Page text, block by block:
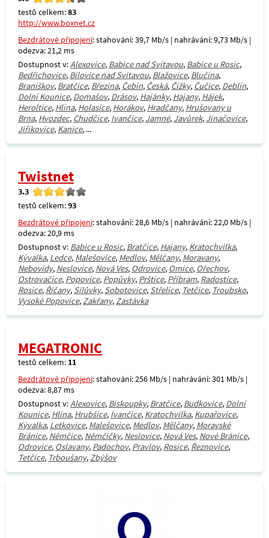
testů celkem:83
http://www.boxnet.cz
Bezdrátové připojení: stahování: 39,7 Mb/s | nahrávání: 9,73 Mb/s |
odezva: 21,2 ms
Dostupnost v:Alexovice, Babice nad Svitavou, Babice u Rosic,
Bedřichovice, Bílovice nad Svitavou, Blažovice, Blučina,
Braníškov, Bratčice, Březina, Čebín, Česká, Čížky, Čučice, Deblín,
Dolní Kounice, Domašov, Drásov, Hajánky, Hajany, Hájek,
Heroltice, Hlína, Holasice, Horákov, Hradčany, Hrušovany u
Brna, Hvozdec, Chudčice, Ivančice, Jamné, Javůrek, Jinačovice,
Jiříkovice, Kanice, ...
Twistnet
3.3
testů celkem:93
Bezdrátové připojení: stahování: 28,6 Mb/s | nahrávání: 22,0 Mb/s |
odezva: 20,9 ms
Dostupnost v: Babice u Rosic, Bratčice, Hajany, Kratochvilka,
Kývalka, Ledce, Malešovice, Medlov, Mělčany, Moravany,
Nebovidy, Neslovice, Nová Ves, Odrovice, Omice, Ořechov,
Ostrovačice, Popovice, Popůvky, Prštice, Příbram, Radostice,
Rosice, Říčany, Silůvky, Sobotovice, Střelice, Tetčice, Troubsko,
Vysoké Popovice,Zakřany,Zastávka
MEGATRONIC
testů celkem: 11
Bezdrátové připojení: stahování: 256 Mb/s | nahrávání: 301 Mb/s |
odezva: 8,87 ms
Dostupnost v:Alexovice, Biskoupky, Bratčice, Budkovice, Dolní
Kounice, Hlína, Hrubšice, Ivančice, Kratochvilka, Kupařovice,
Kývalka, Letkovice, Malešovice, Medlov, Mělčany, Moravské
Bránice, Němčice, Němčičky, Neslovice, Nová Ves, Nové Bránice,
Odrovice, Oslavany, Padochov, Pravlov, Rosice, Řeznovice,
Tetčice, Trboušany,Zbýšov